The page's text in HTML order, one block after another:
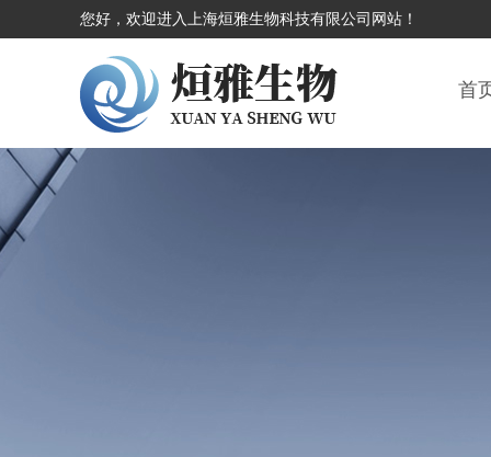
您好，欢迎进入上海烜雅生物科技有限公司网站！
首